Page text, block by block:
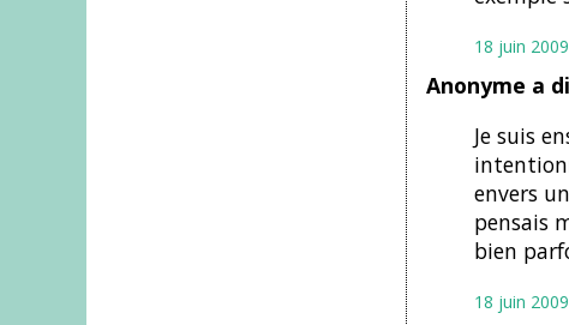
18 juin
Anonyme a
Je suis
envers
pensais
bien
18 juin